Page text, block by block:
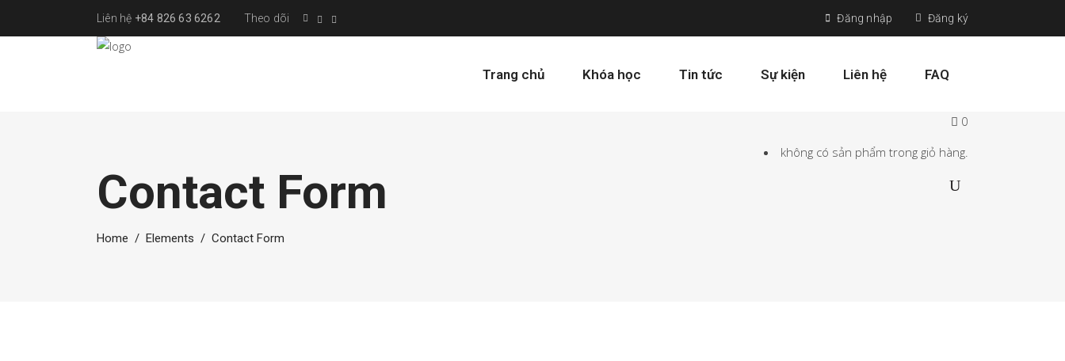
Liên hệ +84 826 63 6262 Theo dõi Đăng nhập Đăng ký
Trang chủ Khóa học Tin tức Sự kiện Liên hệ FAQ
0
không có sản phẩm trong giỏ hàng.
Contact Form
Home / Elements / Contact Form